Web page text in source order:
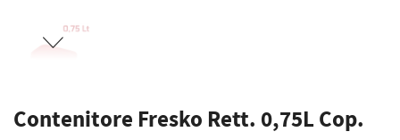
Contenitore Fresko Rett. 0,75L Cop.